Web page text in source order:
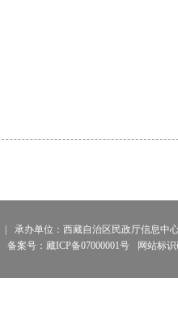
承办单位：西藏自治区民政厅信息中
备案号：藏ICP备07000001号 网站标识